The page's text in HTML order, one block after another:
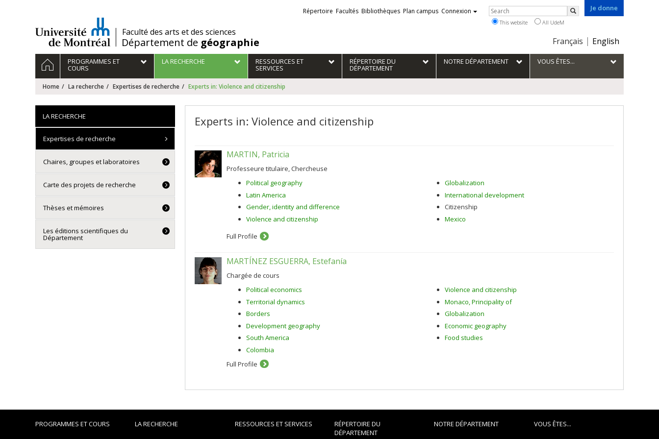
/Faculté des arts et des sciences
Département de géographie
Je donne
Choix
la
langue
Français English
Liens
externes
Répertoire Facultés Bibliothèques Plan campus Connexion Rechercher
Search
This website All UdeM
Navigation
principale
HOMEPROGRAMMES ET
COURS
LA RECHERCHE RESSOURCES ET
SERVICES
RÉPERTOIRE DU
DÉPARTEMENT
NOTRE DÉPARTEMENT VOUS ÊTES...
Home La recherche Expertises de recherche Experts in: Violence and citizenship
Experts in: Violence and citizenship
MARTIN, Patricia
Professeure titulaire, Chercheuse
Political geography
Latin America
Gender, identity and difference
Violence and citizenship
Globalization
International development
Citizenship
Mexico
Full Profile
MARTÍNEZ ESGUERRA, Estefanía
Chargée de cours
Political economics
Territorial dynamics
Borders
Development geography
South America
Colombia
Violence and citizenship
Monaco, Principality of
Globalization
Economic geography
Food studies
Full Profile
LA RECHERCHE
Expertises de recherche
Chaires, groupes et laboratoires
Carte des projets de recherche
Thèses et mémoires
Les éditions scientifiques du
Département
PROGRAMMES ET COURS LA RECHERCHE RESSOURCES ET SERVICES
RÉPERTOIRE DU
DÉPARTEMENT
NOTRE DÉPARTEMENT VOUS ÊTES...